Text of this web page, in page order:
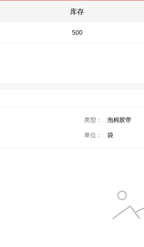
库存
500
类型： 泡棉胶带
单位： 袋